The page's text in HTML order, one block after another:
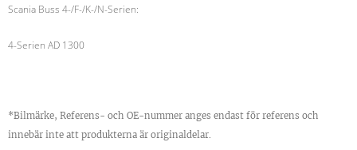
Scania Buss 4-/F-/K-/N-Serien:
4-Serien AD 1300
*Bilmärke, Referens- och OE-nummer anges endast för referens och
innebär inte att produkterna är originaldelar.